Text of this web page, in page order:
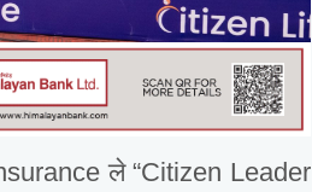
ले “Citizen Leader